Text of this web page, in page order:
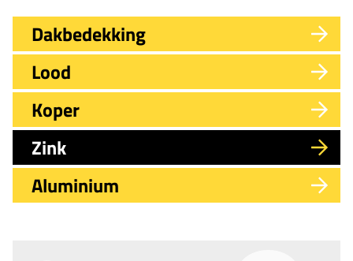
Dakbedekking
Lood
Koper
Zink
Aluminium